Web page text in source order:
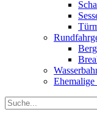
Ehemalige